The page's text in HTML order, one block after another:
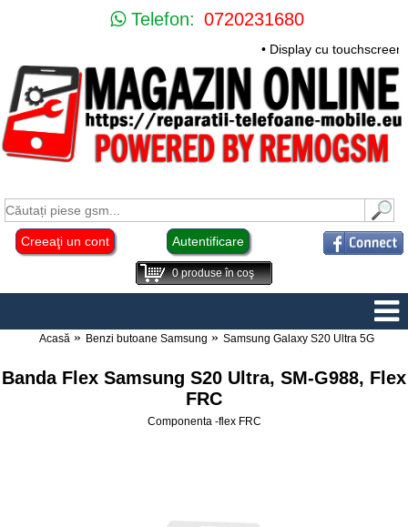
Telefon: 0720231680
• Display cu
Creeaţi un cont Autentificare
0produse în coş
Acasă Benzi butoane Samsung Samsung Galaxy S20 Ultra 5G
Banda Flex Samsung S20 Ultra, SM-G988, Flex
FRC
Componenta -flex FRC